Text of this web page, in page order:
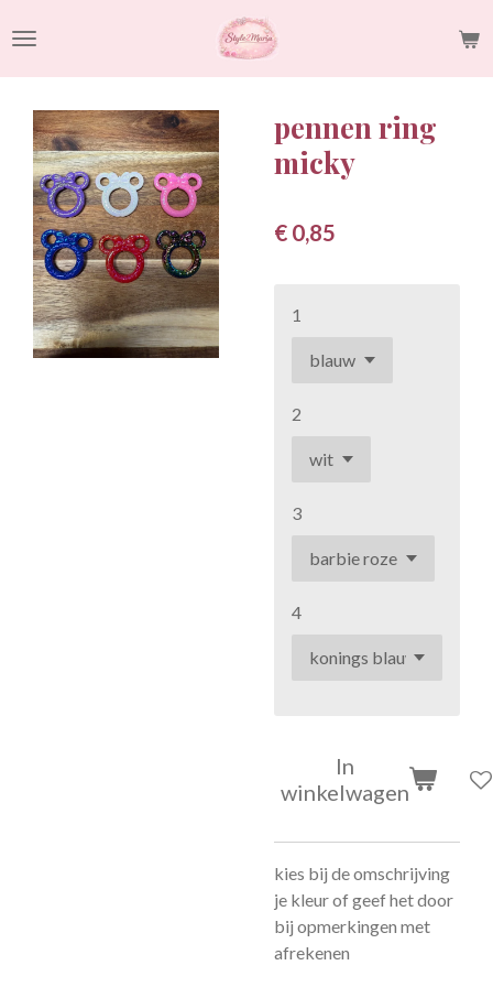
direct
naar
hoofdinhoud
pennen ring
micky
€ 0,85
1
2
3
4
In
winkelwagen
kies bij de omschrijving
je kleur of geef het door
bij opmerkingen met
afrekenen